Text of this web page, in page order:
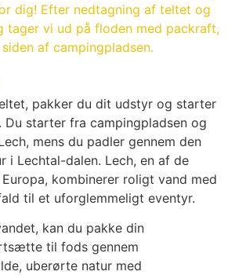
dig! Efter nedtagning af teltet og
tager vi ud på floden med packraft,
af campingpladsen.
pakker du dit udstyr og starter
starter fra campingpladsen og
mens du padler gennem den
i Lechtal-dalen. Lech, en af de
kombinerer roligt vand med
til et uforglemmeligt eventyr.
kan du pakke din
til fods gennem
uberørte natur med